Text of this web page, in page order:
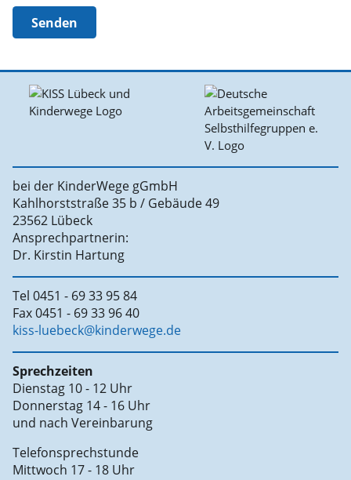
Senden
bei der KinderWege gGmbH
Kahlhorststraße 35 b / Gebäude 49
23562 Lübeck
Ansprechpartnerin:
Dr. Kirstin Hartung
Tel 0451 - 69 33 95 84
Fax 0451 - 69 33 96 40
kiss-luebeck@kinderwege.de
Sprechzeiten
Dienstag 10 - 12 Uhr
Donnerstag 14 - 16 Uhr
und nach Vereinbarung
Telefonsprechstunde
Mittwoch 17 - 18 Uhr